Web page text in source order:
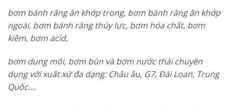
bơm bánh răng ăn khớp trong, bơm bánh răng ăn khớp
ngoài, bơm bánh răng thủy lực, bơm hóa chất, bơm
kiềm, bơm acid,
bơm dung môi, bơm bùn và bơm nước thải chuyên
dụng với xuất xứ đa dạng: Châu âu, G7, Đài Loan, Trung
Quốc….